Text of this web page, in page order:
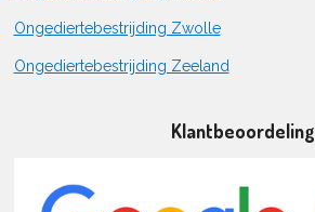
Ongediertebestrijding Zwolle
Ongediertebestrijding Zeeland
Klantbeoordeling